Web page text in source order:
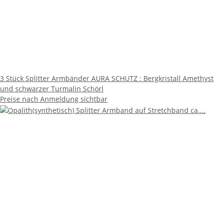
3 Stück Splitter Armbänder AURA SCHUTZ : Bergkristall Amethyst
und schwarzer Turmalin Schörl
Preise nach Anmeldung sichtbar